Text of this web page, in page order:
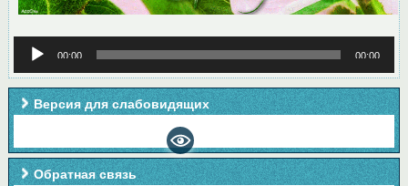
Аудиоплеер
00:00 00:00
Версия для слабовидящих
Обратная связь